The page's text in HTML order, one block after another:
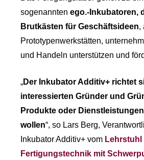
sogenannten ego.-Inkubatoren,
Brutkästen für Geschäftsideen,
Prototypenwerkstätten,
und Handeln unterstützen und
„Der Inkubator Additiv+ richtet
interessierten Gründer und
Produkte oder
wollen“, so Lars Berg,
Inkubator Additiv+ vom Lehrstuhl
Fertigungstechnik mit